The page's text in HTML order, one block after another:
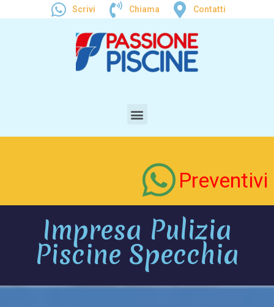
Scrivi Chiama Contatti
Preventivi
Impresa Pulizia
Piscine Specchia